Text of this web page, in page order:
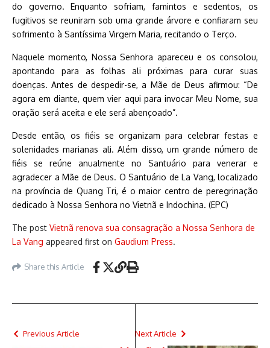
do governo. Enquanto sofriam, famintos e sedentos, os
fugitivos se reuniram sob uma grande árvore e confiaram seu
sofrimento à Santíssima Virgem Maria, recitando o Terço.
Naquele momento, Nossa Senhora apareceu e os consolou,
apontando para as folhas ali próximas para curar suas
doenças. Antes de despedir-se, a Mãe de Deus afirmou: “De
agora em diante, quem vier aqui para invocar Meu Nome, sua
oração será aceita e ele será abençoado”.
Desde então, os fiéis se organizam para celebrar festas e
solenidades marianas ali. Além disso, um grande número de
fiéis se reúne anualmente no Santuário para venerar e
agradecer a Mãe de Deus. O Santuário de La Vang, localizado
na província de Quang Tri, é o maior centro de peregrinação
dedicado à Nossa Senhora no Vietnã e Indochina. (EPC)
The post Vietnã renova sua consagração a Nossa Senhora de
La Vang appeared first on Gaudium Press.
Share this Article
Previous Article Next Article